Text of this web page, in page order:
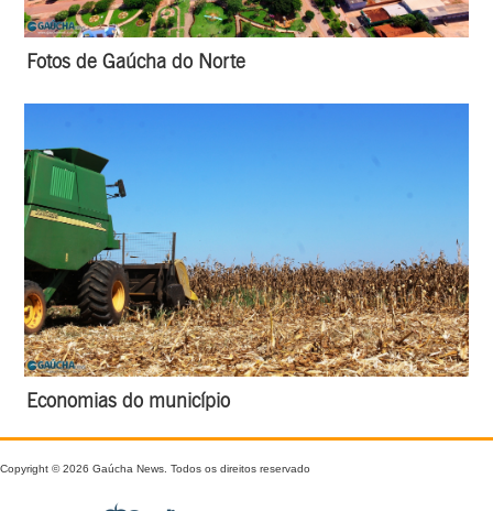
Fotos de Gaúcha do Norte
Economias do município
Copyright © 2026 Gaúcha News. Todos os direitos reservado